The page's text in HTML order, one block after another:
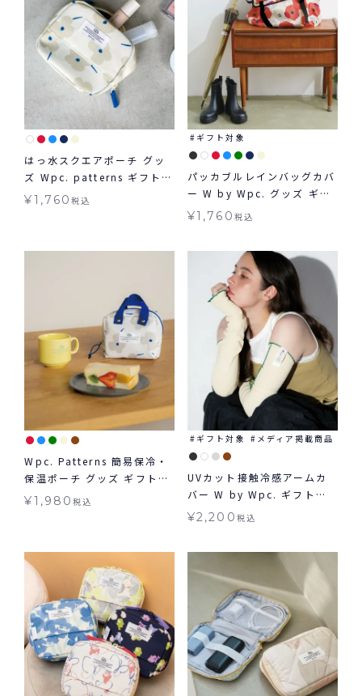
はっ水スクエアポーチ グッ
ズ Wpc. patterns ギフト対
象 ≪メール便対象≫
¥1,760税込
ギフト対象
パッカブルレインバッグカバ
ー W by Wpc. グッズ ギフ
ト対象 レイングッズ≪メー
¥1,760 税込
Wpc. Patterns 簡易保冷・
保温ポーチ グッズ ギフト対
象
¥1,980税込
ギフト対象 メディア掲載商品
UVカット接触冷感アームカ
バー W by Wpc. ギフト対
象 グッズ ≪メール便対象≫
¥2,200 税込